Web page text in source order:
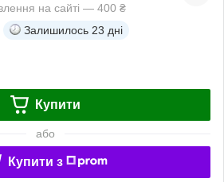
на сайті — 400 ₴
Залишилось 23 дні
Купити
або
Купити з